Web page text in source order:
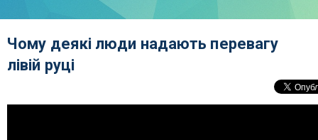
Чому деякі люди надають перевагу
лівій руці